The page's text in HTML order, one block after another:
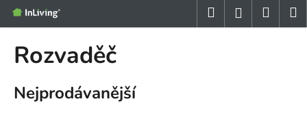
Přejít
obsah
HledatPřihlášení
Rozvaděč
Nejprodávanější
o
o